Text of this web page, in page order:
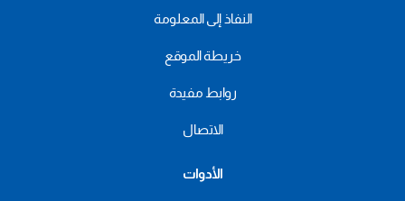
النفاذ إلى المعلومة
خريطة الموقع
روابط مفيدة
الاتصال
الأدوات